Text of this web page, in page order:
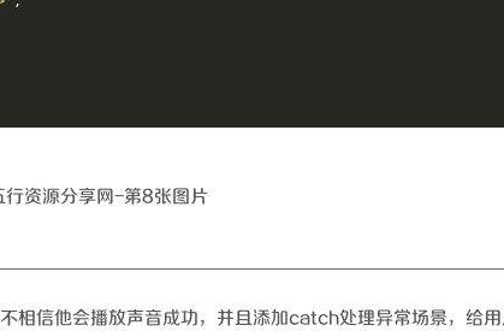
相信他会播放声音成功，并且添加catch处理异常场景，给